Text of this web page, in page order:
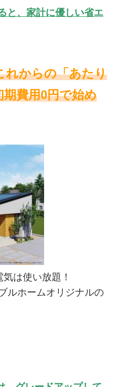
と、家計に優しい省エ
れからの「あたり
費用0円で始め
は使い放題！
ルホームオリジナルの